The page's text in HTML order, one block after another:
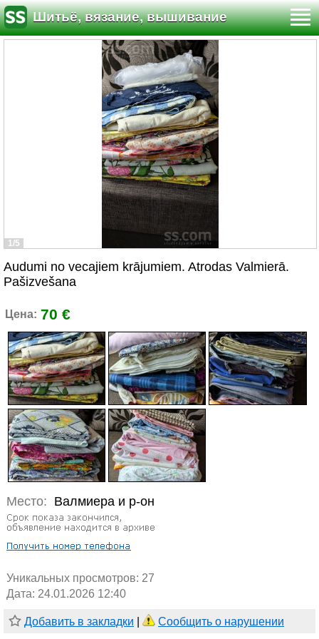
Шитьё, вязание, вышивание
1/5
Audumi no vecajiem krājumiem. Atrodas Valmierā.
Pašizvešana
Цена: 70 €
Место: Валмиера и р-он
Уникальных просмотров: 27
Дата: 24.01.2026 12:40
Добавить в закладки Сообщить о нарушении